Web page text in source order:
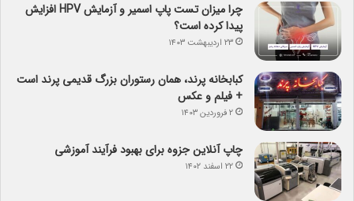
چرا میزان تست پاپ اسمیر و آزمایش HPV افزایش
پیدا کرده است؟
۲۳ اردیبهشت ۱۴۰۳
کبابخانه پرند، همان رستوران بزرگ قدیمی پرند است
+ فیلم و عکس
۲ فروردین ۱۴۰۳
چاپ آنلاین جزوه برای بهبود فرآیند آموزشی
۲۲ اسفند ۱۴۰۲